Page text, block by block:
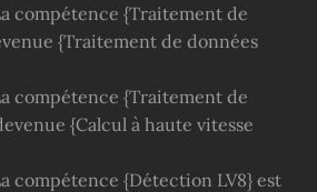
compétence {Traitement de
{Traitement de données
compétence {Traitement de
{Calcul à haute vitesse
compétence {Détection LV8} est